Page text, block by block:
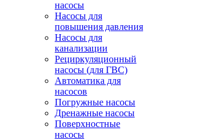
насосы
Насосы для
повышения давления
Насосы для
канализации
Рециркуляционный
насосы (для ГВС)
Автоматика для
насосов
Погружные насосы
Дренажные насосы
Поверхностные
насосы